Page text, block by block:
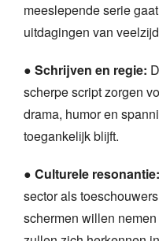
meeslepende serie
uitdagingen van
● Schrijven en regie:
scherpe script zorgen
drama, humor en
toegankelijk blijft.
● Culturele resonantie:
sector als
schermen willen